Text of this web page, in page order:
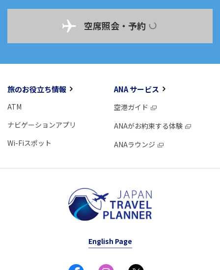
空席照会・予約
旅のお役立ち情報
ATM
ナビゲーションアプリ
Wi-Fiスポット
ANA サービス
空港ガイド
ANAがお約束する体験
ANAラウンジ
English Page